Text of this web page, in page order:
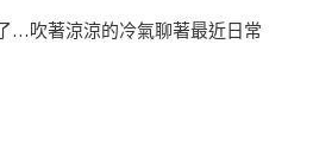
…吹著涼涼的冷氣聊著最近日常